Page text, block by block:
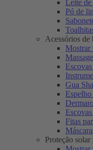
Leite
Pó de
Acessórios de
Mostrar
Gua Sha
Fitas
Proteção